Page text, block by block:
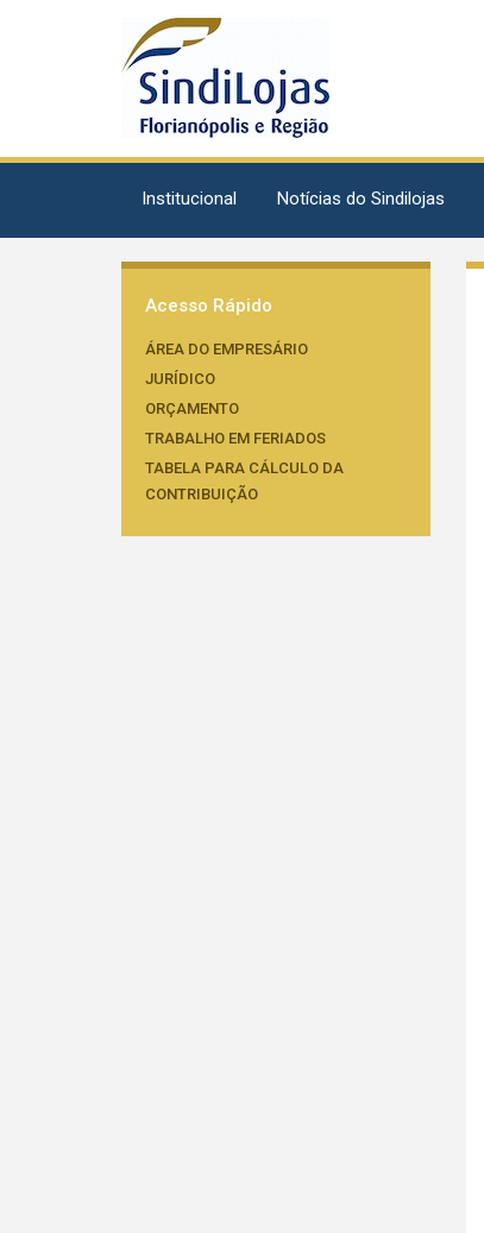
Institucional Notícias do Sindilojas
Acesso Rápido
ÁREA DO EMPRESÁRIO
JURÍDICO
ORÇAMENTO
TRABALHO EM FERIADOS
TABELA PARA CÁLCULO DA
CONTRIBUIÇÃO